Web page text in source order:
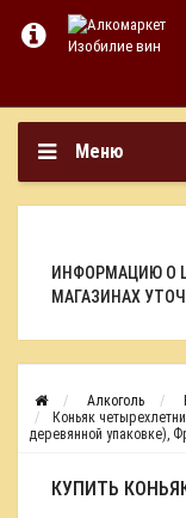
Меню
ИНФОРМАЦИЮ О
МАГАЗИНАХ
Алкоголь
Коньяк
деревянной упаковке),
КУПИТЬ